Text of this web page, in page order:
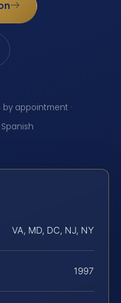
appointment ·
VA, MD, DC, NJ, NY
1997